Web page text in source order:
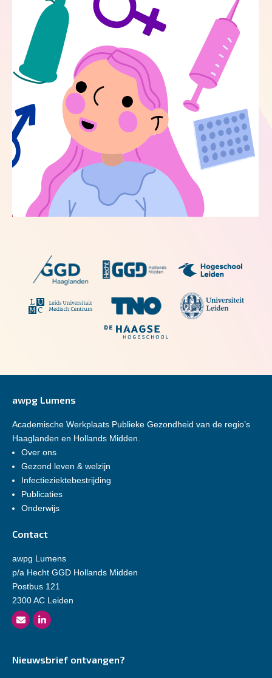
awpg Lumens
Academische Werkplaats Publieke Gezondheid van de regio’s
Haaglanden en Hollands Midden.
Over ons
Gezond leven & welzijn
Infectieziektebestrijding
Publicaties
Onderwijs
Contact
awpg Lumens
p/a Hecht GGD Hollands Midden
Postbus 121
2300 AC Leiden
Nieuwsbrief ontvangen?